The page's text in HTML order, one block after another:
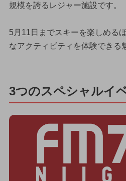
規模を誇るレジャー施設です。
5月11日までスキーを楽しめる
なアクティビティを体験できる
3つのスペシャルイ